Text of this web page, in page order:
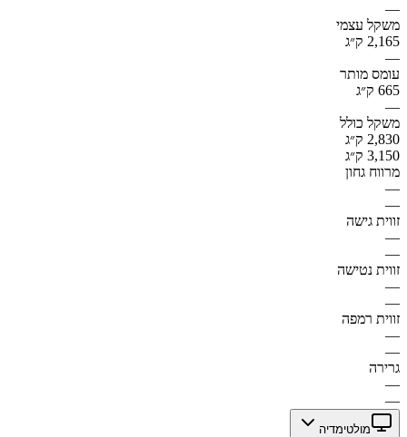
—
משקל עצמי
2,165 ק״ג
—
עומס מותר
665 ק״ג
—
משקל כולל
2,830 ק״ג
3,150 ק״ג
מרווח גחון
—
—
זווית גישה
—
—
זווית נטישה
—
—
זווית רמפה
—
—
גרירה
—
—
מולטימדיה